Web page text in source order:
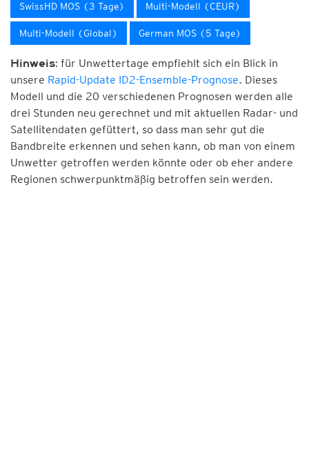
SwissHD MOS (3 Tage) Multi-Modell (CEUR)
Multi-Modell (Global) German MOS (5 Tage)
Hinweis: für Unwettertage empfiehlt sich ein Blick in
unsere Rapid-Update ID2-Ensemble-Prognose. Dieses
Modell und die 20 verschiedenen Prognosen werden alle
drei Stunden neu gerechnet und mit aktuellen Radar- und
Satellitendaten gefüttert, so dass man sehr gut die
Bandbreite erkennen und sehen kann, ob man von einem
Unwetter getroffen werden könnte oder ob eher andere
Regionen schwerpunktmäßig betroffen sein werden.